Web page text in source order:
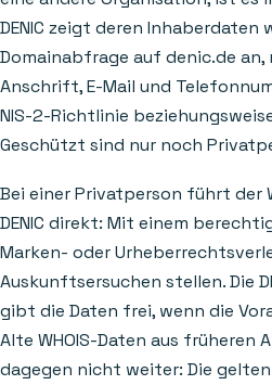
DENIC zeigt deren
Domainabfrage auf denic.de an,
Anschrift, E-Mail und
NIS-2-Richtlinie
Geschützt sind nur noch
Bei einer Privatperson führt der
DENIC direkt: Mit einem
Marken- oder
Auskunftsersuchen stellen. Die
gibt die Daten frei, wenn die
Alte WHOIS-Daten aus früheren
dagegen nicht weiter: Die